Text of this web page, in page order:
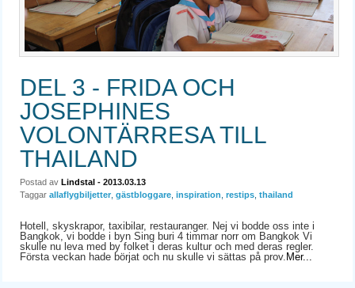
DEL 3 - FRIDA OCH
JOSEPHINES
VOLONTÄRRESA TILL
THAILAND
Postad avLindstal - 2013.03.13
Taggar allaflygbiljetter ,gästbloggare ,inspiration ,restips ,thailand
Hotell, skyskrapor, taxibilar, restauranger. Nej vi bodde oss inte i
Bangkok, vi bodde i byn Sing buri 4 timmar norr om Bangkok Vi
skulle nu leva med by folket i deras kultur och med deras regler.
Första veckan hade börjat och nu skulle vi sättas på prov. Mer...